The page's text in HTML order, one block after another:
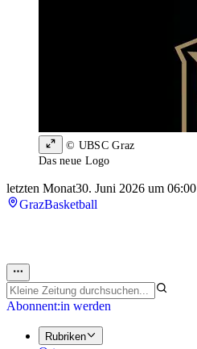
© UBSC Graz
Das neue Logo
letzten Monat30. Juni 2026 um 06:00
GrazBasketball
Abonnent:in werden
Rubriken